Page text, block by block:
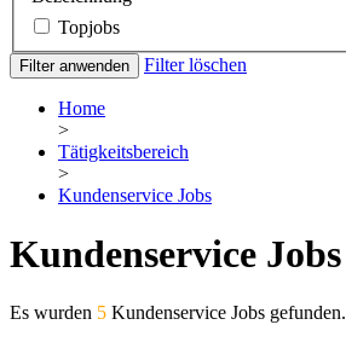
Topjobs
Filter anwenden Filter löschen
Home
>
Tätigkeitsbereich
>
Kundenservice Jobs
Kundenservice Jobs
Es wurden 5 Kundenservice Jobs gefunden.